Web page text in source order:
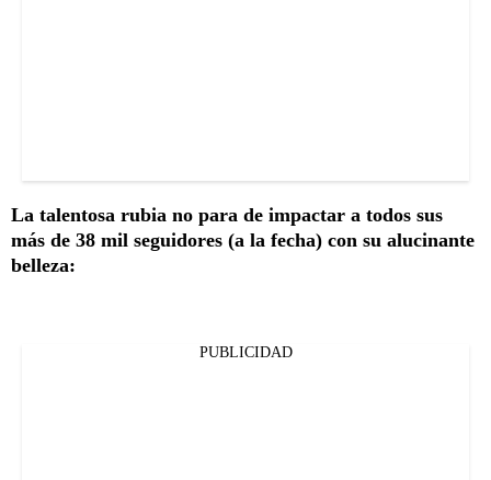
La talentosa rubia no para de impactar a todos sus
más de 38 mil seguidores (a la fecha) con su alucinante
belleza:
PUBLICIDAD